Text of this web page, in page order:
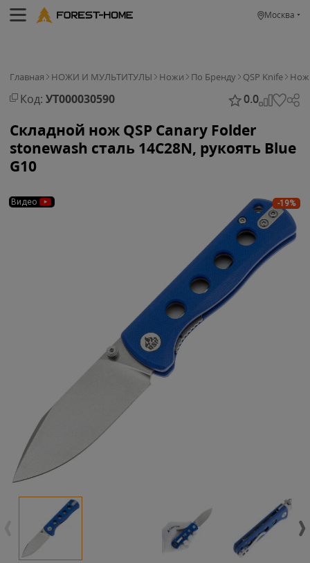
Москва
Главная НОЖИ И МУЛЬТИТУЛЫ Ножи По Бренду QSP Knife Нож
Код: УТ000030590 0.0
Складной нож QSP Canary Folder
stonewash сталь 14C28N, рукоять Blue
G10
-19%
Видео